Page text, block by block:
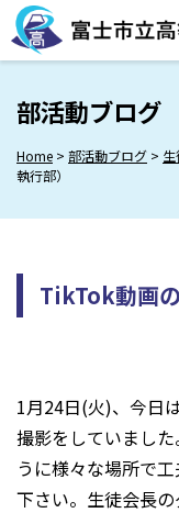
Skip
to
content
部活動ブログ
Home > 部活動ブログ >
執行部）
TikTok動画の
1月24日(火)、今日
撮影をしていまし
うに様々な場所で
下さい。生徒会長